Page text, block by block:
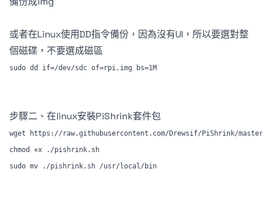
或者在Linux使用DD指令備份，因為沒有UI，所以要選對整
個磁碟，不要選成磁區
步驟二、在linux安裝PiShrink套件包
wget https://raw.githubusercontent.com/Drewsif/PiShrink/
chmod +x ./pishrink.sh